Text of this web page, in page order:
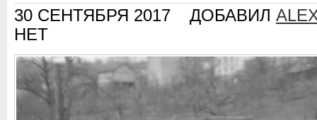
30 СЕНТЯБРЯ 2017 ДОБАВИЛ
НЕТ